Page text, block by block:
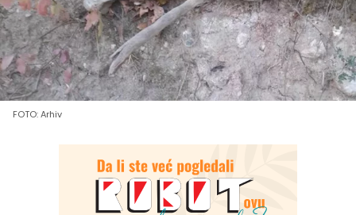
FOTO: Arhiv